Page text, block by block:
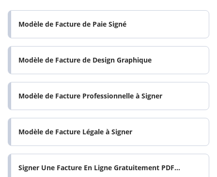
Modèle de Facture de Paie Signé
Modèle de Facture de Design Graphique
Modèle de Facture Professionnelle à Signer
Modèle de Facture Légale à Signer
Signer Une Facture En Ligne Gratuitement PDF...